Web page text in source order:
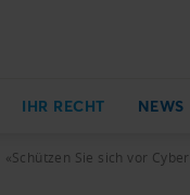
IHR RECHT NEWS
«Schützen Sie sich vor